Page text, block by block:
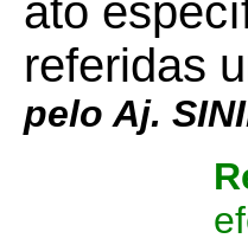
ato
referidas
pelo Aj.